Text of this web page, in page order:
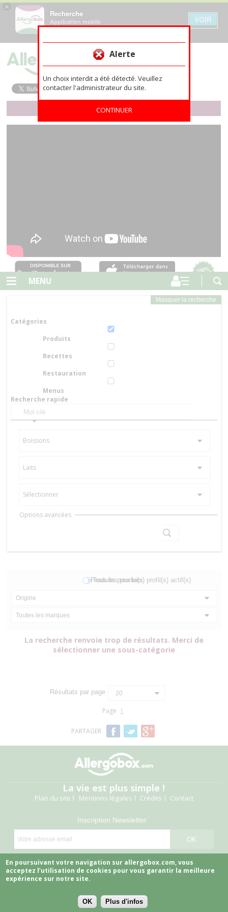
×
Recherche
Application mobile
GRATUIT - Sur Google Play
VOIR
Alerte
Un choix interdit a été détecté. Veuillez
contacter l'administrateur du site.
CONTINUER
NOUVEAU ! L'APPLI MOBILE ALLERGOBOX
MENU
Masquer la recherche
Catégories
Produits
Recettes
Restauration
Menus
Recherche rapide
Boissons
Laits
Sélectionner
Show
Options avancées
Tous les produits
Produits pour le(s) profil(s) actif(s)
Origine
Toutes les marques
Résultats par page 20
La recherche renvoie trop de résultats. Merci de
sélectionner une sous-catégorie
Page 1
PARTAGER
La vie est plus simple !
Plan du site Mentions légales Crédits Contact
Inscription Newsletter
Suivez-nous
Copyright © 2026 Allergobox
En poursuivant votre navigation sur allergobox.com, vous
acceptez l’utilisation de cookies pour vous garantir la meilleure
expérience sur notre site.
OK Plus d'infos